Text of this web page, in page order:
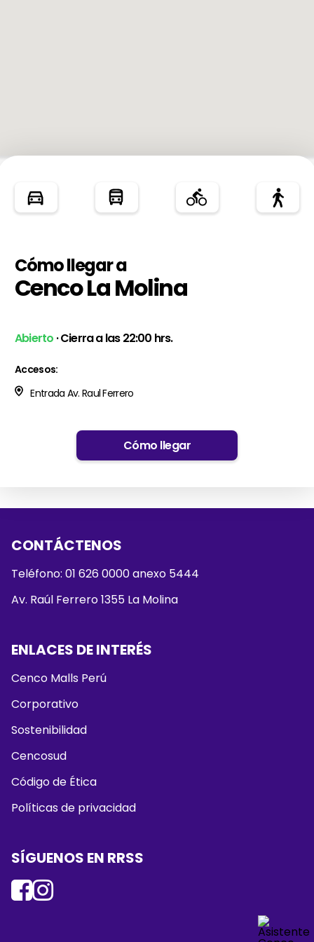
Cómo llegar a
Cenco La Molina
Abierto · Cierra a las 22:00 hrs.
Accesos:
Entrada Av. Raul Ferrero
Cómo llegar
CONTÁCTENOS
Teléfono: 01 626 0000 anexo 5444
Av. Raúl Ferrero 1355 La Molina
ENLACES DE INTERÉS
Cenco Malls Perú
Corporativo
Sostenibilidad
Cencosud
Código de Ética
Políticas de privacidad
SÍGUENOS EN RRSS